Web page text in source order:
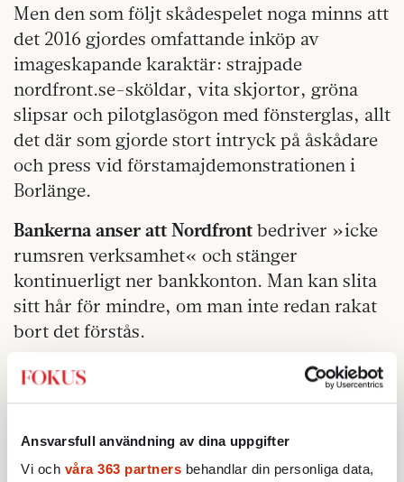
Ansvarsfull användning av dina uppgifter
Vi och våra 363 partners behandlar din personliga data,
Men den som följt skådespelet noga minns att
det 2016 gjordes omfattande inköp av
imageskapande karaktär: strajpade
nordfront.se-sköldar, vita skjortor, gröna
slipsar och pilotglasögon med fönsterglas, allt
det där som gjorde stort intryck på åskådare
och press vid förstamajdemonstrationen i
Borlänge.
Bankerna anser att Nordfront bedriver »icke
rumsren verksamhet« och stänger
kontinuerligt ner bankkonton. Man kan slita
sitt hår för mindre, om man inte redan rakat
bort det förstås.
Det är omvittnat svårt att driva ideell
verksamhet, det känner varje fotbollsförälder
många regler, så många uppgifter, så lite tid.
Nordfront lider av samma återväxtproblem